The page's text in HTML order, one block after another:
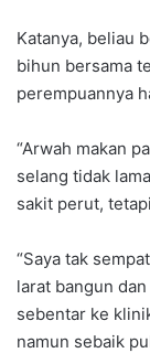
Katanya, beliau
bihun bersama
perempuannya
“Arwah makan
selang tidak
sakit perut,
“Saya tak
larat bangun
sebentar ke
namun sebaik